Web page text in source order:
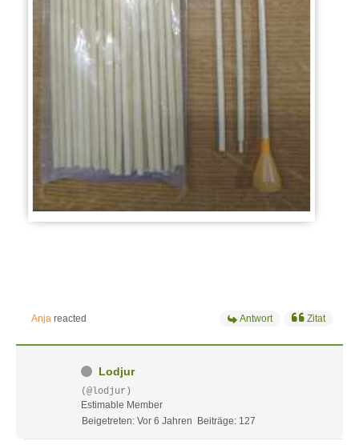
Anja reacted Antwort Zitat
Lodjur
(@lodjur)
Estimable Member
Beigetreten: Vor 6 Jahren Beiträge: 127